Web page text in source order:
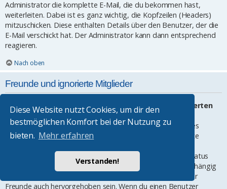
Diese Website nutzt Cookies, um dir den
bestmöglichen Komfort bei der Nutzung zu
bieten. Mehr erfahren
Verstanden!
Administrator die komplette E-Mail, die du bekommen hast,
weiterleiten. Dabei ist es ganz wichtig, die Kopfzeilen (Headers)
mitzuschicken. Diese enthalten Details über den Benutzer, der die
E-Mail verschickt hat. Der Administrator kann dann entsprechend
reagieren.
Nach oben
Freunde und ignorierte Mitglieder
Wozu benötige ich die Listen der Freunde und ignorierten
Mitglieder?
Du kannst diese Listen benutzen, um andere Mitglieder des
Boards zu verwalten. Mitglieder, die du deiner Freundesliste
schnellen Zugriff aufgelistet. Du siehst dort deren Onlinestatus
und kannst ihnen schnell eine Private Nachricht senden. Abhängig
von dem Style, den du verwendest, können Beiträge deiner
Freunde auch hervorgehoben sein. Wenn du einen Benutzer